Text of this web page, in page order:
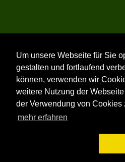
Um unsere Webseite für Sie
gestalten und fortlaufend
können, verwenden wir
weitere Nutzung der
der Verwendung von Cookies
mehr erfahren